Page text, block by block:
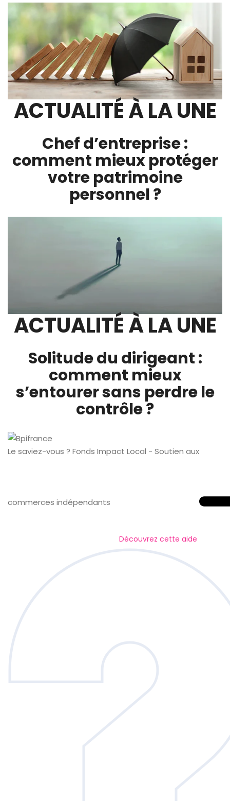
ACTUALITÉ À LA UNE
Chef d’entreprise :
comment mieux protéger
votre patrimoine
personnel ?
ACTUALITÉ À LA UNE
Solitude du dirigeant :
comment mieux
s’entourer sans perdre le
contrôle ?
Le saviez-vous ? Fonds Impact Local - Soutien aux
commerces indépendants
Découvrez cette aide